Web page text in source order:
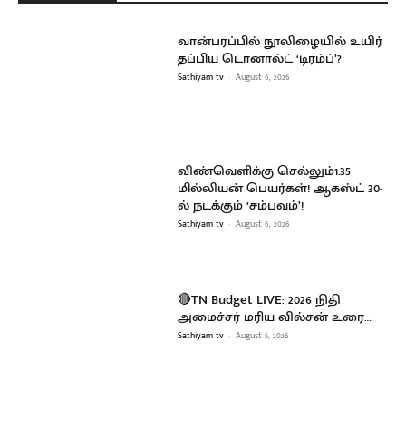
வான்பரப்பில் நூலிழையில் உயிர்
தப்பிய டொனால்ட் ‘டிரம்ப்’?
Sathiyam tv - August 6, 2026
விண்வெளிக்கு செல்லும்1.35
மில்லியன் பெயர்கள்! ஆகஸ்ட் 30-
ல் நடக்கும் ‘சம்பவம்’!
Sathiyam tv - August 6, 2026
🔴TN Budget LIVE: 2026 நிதி
அமைச்சர் மரிய வில்சன் உரை…
Sathiyam tv - August 5, 2026